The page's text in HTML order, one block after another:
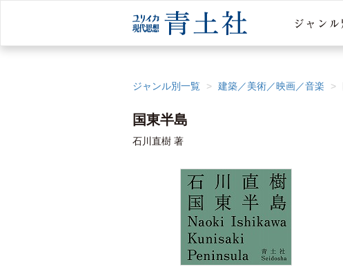
ジャンル別一覧 建築／美術／映画／音楽
国東半島
石川直樹 著